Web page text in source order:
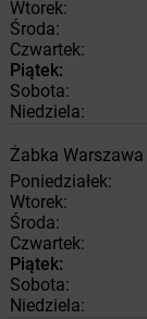
Wtorek:
Środa:
Czwartek:
Piątek:
Sobota:
Niedziela:
Żabka Warszawa
Poniedziałek:
Wtorek:
Środa:
Czwartek:
Piątek:
Sobota:
Niedziela: